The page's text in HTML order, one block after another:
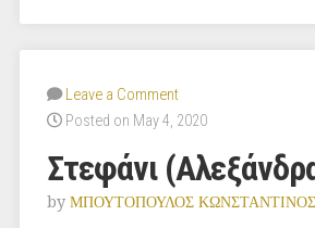
Leave a Comment
Posted on May 4, 2020
Στεφάνι
by ΜΠΟΥΤΟΠΟΥΛΟΣ ΚΩΝΣΤΑΝΤΙΝΟΣ